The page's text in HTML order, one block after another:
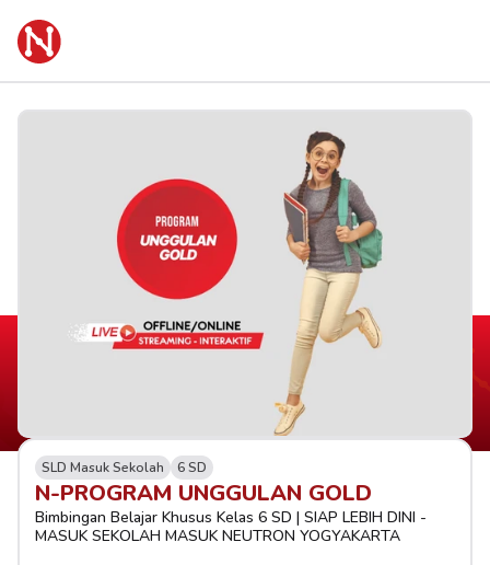
SLD Masuk Sekolah 6 SD
N-PROGRAM UNGGULAN GOLD
Bimbingan Belajar Khusus Kelas 6 SD | SIAP LEBIH DINI -
MASUK SEKOLAH MASUK NEUTRON YOGYAKARTA